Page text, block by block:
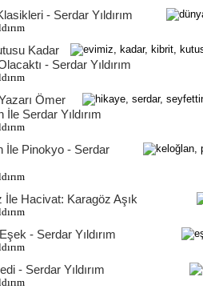
- Serdar Yıldırım
Kadar
- Serdar Yıldırım
Ömer
İle Serdar Yıldırım
İle Pinokyo - Serdar
İle Hacivat: Karagöz Aşık
- Serdar Yıldırım
- Serdar Yıldırım